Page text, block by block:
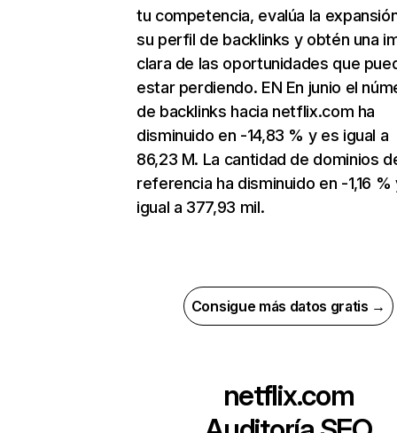
tu competencia, evalúa la
su perfil de backlinks y obtén una
clara de las oportunidades que
estar perdiendo. EN En junio el
de backlinks hacia netflix.com ha
disminuido en -14,83 % y es igual a
86,23 M. La cantidad de dominios
referencia ha disminuido en -1,16 %
igual a 377,93 mil.
Consigue más datos gratis →
netflix.com